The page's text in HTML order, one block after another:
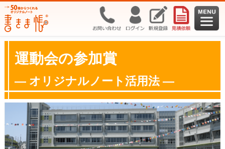
運動会の参加賞
― オリジナルノート活用法 ―